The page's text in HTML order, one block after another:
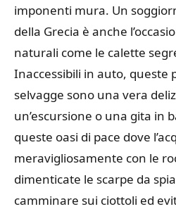
imponenti mura. Un
della Grecia è anche
naturali come le calette
Inaccessibili in auto, queste
selvagge sono una vera
un’escursione o una gita in
queste oasi di pace dove
meravigliosamente con le
dimenticate le scarpe da
camminare sui ciottoli ed